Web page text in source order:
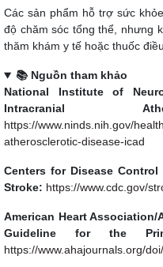
Các sản phẩm hỗ trợ sức
độ chăm sóc tổng thể, nhưng
thăm khám y tế hoặc thuốc
📚 Nguồn tham khảo
National Institute of
Intracranial
https://www.ninds.nih.gov/
atherosclerotic-disease-icad
Centers for Disease
Stroke: https://www.cdc.gov/
American Heart Association/
Guideline for the
https://www.ahajournals.org/